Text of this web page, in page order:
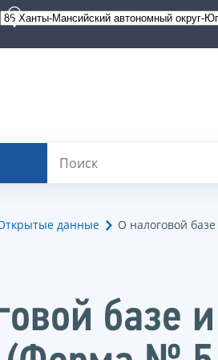
данные О налоговой
базе